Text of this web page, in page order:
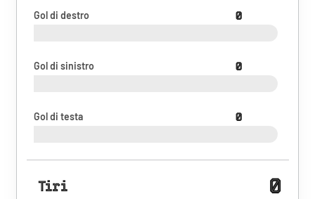
Gol di destro 0
Gol di sinistro 0
Gol di testa 0
Tiri 0